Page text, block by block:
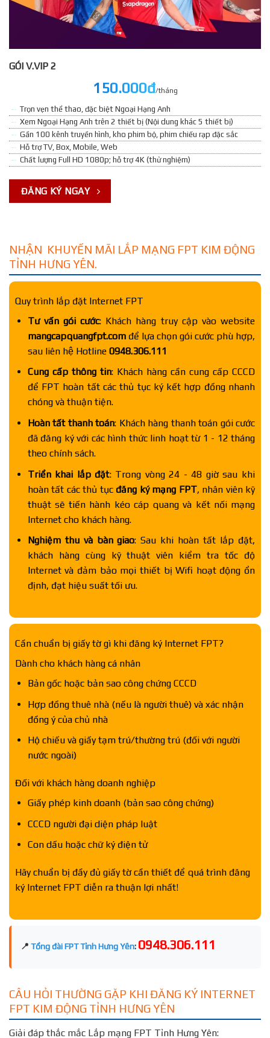
GÓI V.VIP 2
150.000đ/tháng
Trọn vẹn thể thao, đặc biệt Ngoại Hạng Anh
Xem Ngoại Hạng Anh trên 2 thiết bị (Nội dung khác 5 thiết bị)
Gần 100 kênh truyền hình, kho phim bộ, phim chiếu rạp đặc sắc
Hỗ trợ TV, Box, Mobile, Web
Chất lượng Full HD 1080p; hỗ trợ 4K (thử nghiệm)
ĐĂNG KÝ NGAY
NHẬN KHUYẾN MÃI LẮP MẠNG FPT KIM ĐỘNG
TỈNH HƯNG YÊN.
Quy trình lắp đặt Internet FPT
Tư vấn gói cước: Khách hàng truy cập vào website
mangcapquangfpt.comđể lựa chọn gói cước phù hợp,
sau liên hệ Hotline 0948.306.111
Cung cấp thông tin: Khách hàng cần cung cấp CCCD
để FPT hoàn tất các thủ tục ký kết hợp đồng nhanh
chóng và thuận tiện.
Hoàn tất thanh toán: Khách hàng thanh toán gói cước
đã đăng ký với các hình thức linh hoạt từ 1 - 12 tháng
theo chính sách.
Triển khai lắp đặt: Trong vòng 24 - 48 giờ sau khi
hoàn tất các thủ tục đăng ký mạng FPT, nhân viên kỹ
thuật sẽ tiến hành kéo cáp quang và kết nối mạng
Internet cho khách hàng.
Nghiệm thu và bàn giao: Sau khi hoàn tất lắp đặt,
khách hàng cùng kỹ thuật viên kiểm tra tốc độ
Internet và đảm bảo mọi thiết bị Wifi hoạt động ổn
định, đạt hiệu suất tối ưu.
Cần chuẩn bị giấy tờ gì khi đăng ký Internet FPT?
Dành cho khách hàng cá nhân
Bản gốc hoặc bản sao công chứng CCCD
Hợp đồng thuê nhà (nếu là người thuê) và xác nhận
đồng ý của chủ nhà
Hộ chiếu và giấy tạm trú/thường trú (đối với người
nước ngoài)
Đối với khách hàng doanh nghiệp
Giấy phép kinh doanh (bản sao công chứng)
CCCD người đại diện pháp luật
Con dấu hoặc chữ ký điện tử
Hãy chuẩn bị đầy đủ giấy tờ cần thiết để quá trình đăng
ký Internet FPT diễn ra thuận lợi nhất!
📍 Tổng đài FPT Tỉnh Hưng Yên: 0948.306.111
CÂU HỎI THƯỜNG GẶP KHI ĐĂNG KÝ INTERNET
FPT KIM ĐỘNG TỈNH HƯNG YÊN
Giải đáp thắc mắc Lắp mạng FPT Tỉnh Hưng Yên: